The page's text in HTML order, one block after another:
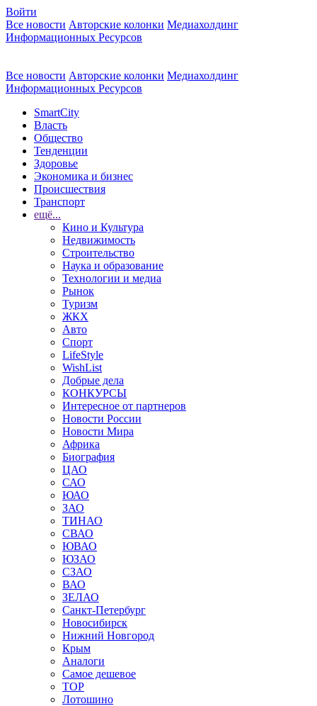
Войти
Все новости Авторские колонки Медиахолдинг
Информационных Ресурсов
Все новости Авторские колонки Медиахолдинг
Информационных Ресурсов
SmartCity
Власть
Общество
Тенденции
Здоровье
Экономика и бизнес
Происшествия
Транспорт
ещё...
Кино и Культура
Недвижимость
Строительство
Наука и образование
Технологии и медиа
Рынок
Туризм
ЖКХ
Авто
Спорт
LifeStyle
WishList
Добрые дела
КОНКУРСЫ
Интересное от партнеров
Новости России
Новости Мира
Африка
Биография
ЦАО
САО
ЮАО
ЗАО
ТИНАО
СВАО
ЮВАО
ЮЗАО
СЗАО
ВАО
ЗЕЛАО
Санкт-Петербург
Новосибирск
Нижний Новгород
Крым
Аналоги
Самое дешевое
TOP
Лотошино